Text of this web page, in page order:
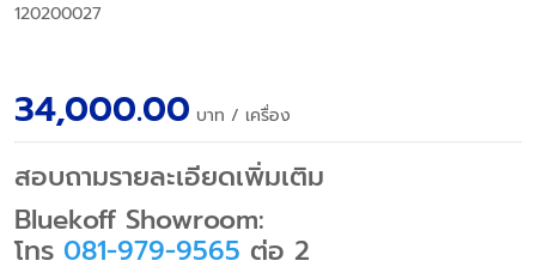
120200027
34,000.00 บาท / เครื่อง
สอบถามรายละเอียดเพิ่มเติม
Bluekoff Showroom:
โทร 081-979-9565 ต่อ 2